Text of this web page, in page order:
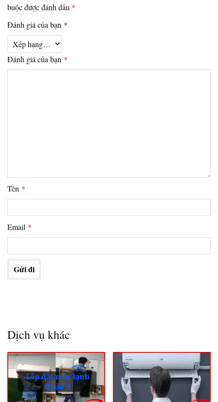
buộc được đánh dấu *
Đánh giá của bạn *
Đánh giá của bạn *
Tên *
Email *
Dịch vụ khác